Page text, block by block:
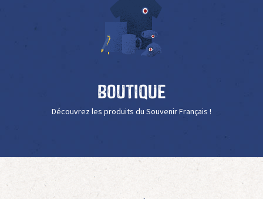
Boutique
Découvrez les produits du Souvenir Français !